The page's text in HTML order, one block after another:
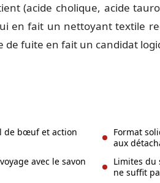
(acide cholique, acide
en fait un nettoyant textile
de fuite en fait un candidat
de bœuf et action
Format
aux
avec le savon
Limites du
ne suffit